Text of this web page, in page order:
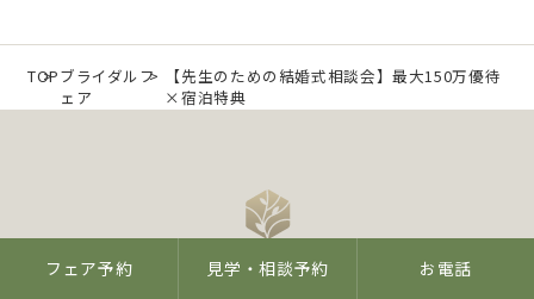
フェア予約 見学・相談予約 お電話
TOPブライダルフ
ェア
【先生のための結婚式相談会】最大150万優待
×宿泊特典